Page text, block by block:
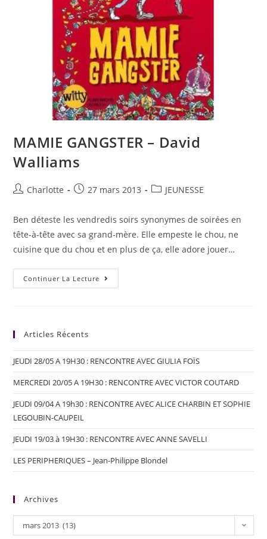
MAMIE GANGSTER – David
Walliams
Charlotte 27 mars 2013 JEUNESSE
Ben déteste les vendredis soirs synonymes de soirées en
tête-à-tête avec sa grand-mère. Elle empeste le chou, ne
cuisine que du chou et en plus de ça, elle adore jouer…
Continuer La Lecture
Articles Récents
JEUDI 28/05 A 19H30 : RENCONTRE AVEC GIULIA FOÏS
MERCREDI 20/05 A 19H30 : RENCONTRE AVEC VICTOR COUTARD
JEUDI 09/04 A 19h30 : RENCONTRE AVEC ALICE CHARBIN ET SOPHIE
LEGOUBIN-CAUPEIL
JEUDI 19/03 à 19H30 : RENCONTRE AVEC ANNE SAVELLI
LES PERIPHERIQUES – Jean-Philippe Blondel
Archives
mars 2013 (13)